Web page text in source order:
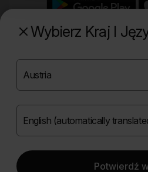
Wybierz Kraj I
Potwierdź
Poznaj naszą
English